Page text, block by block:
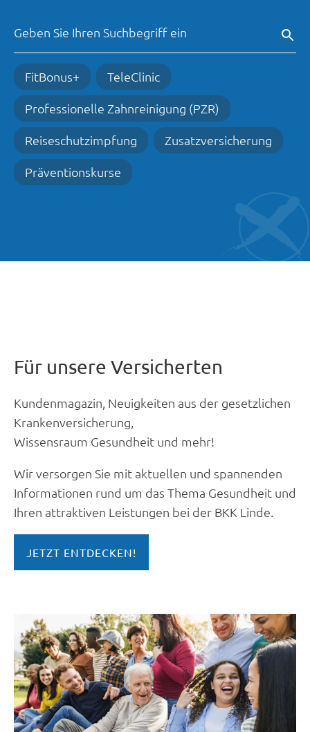
FitBonus+
TeleClinic
Professionelle Zahnreinigung (PZR)
Reiseschutzimpfung
Zusatzversicherung
Präventionskurse
Für unsere Versicherten
Kundenmagazin, Neuigkeiten aus der gesetzlichen
Krankenversicherung,
Wissensraum Gesundheit und mehr!
Wir versorgen Sie mit aktuellen und spannenden
Informationen rund um das Thema Gesundheit und
Ihren attraktiven Leistungen bei der BKK Linde.
JETZT ENTDECKEN!